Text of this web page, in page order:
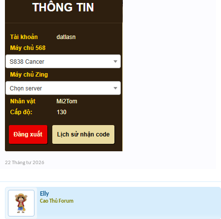
22 Tháng tư 2026
Elly
Cao Thủ Forum